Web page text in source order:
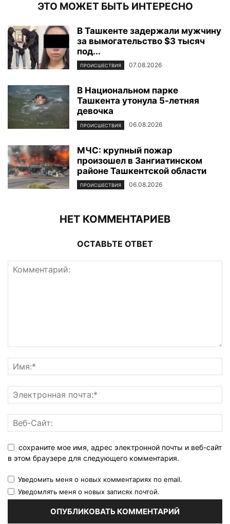
ЭТО МОЖЕТ БЫТЬ ИНТЕРЕСНО
В Ташкенте задержали мужчину
за вымогательство $3 тысяч
под...
ПРОИСШЕСТВИЯ 07.08.2026
В Национальном парке
Ташкента утонула 5-летняя
девочка
ПРОИСШЕСТВИЯ 06.08.2026
МЧС: крупный пожар
произошел в Зангиатинском
районе Ташкентской области
ПРОИСШЕСТВИЯ 06.08.2026
НЕТ КОММЕНТАРИЕВ
ОСТАВЬТЕ ОТВЕТ
сохраните мое имя, адрес электронной почты и веб-сайт
в этом браузере для следующего комментария.
Уведомить меня о новых комментариях по email.
Уведомлять меня о новых записях почтой.